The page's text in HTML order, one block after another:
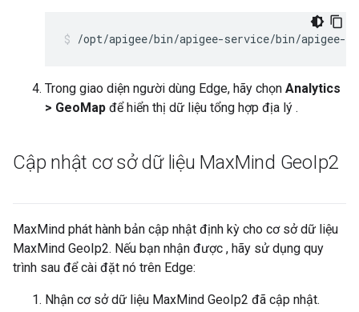
/opt/apigee/bin/apigee-service/bin/apigee-
Trong giao diện người dùng Edge, hãy chọn Analytics
> GeoMap để hiển thị dữ liệu tổng hợp địa lý .
Cập nhật cơ sở dữ liệu MaxMind GeoIp2
MaxMind phát hành bản cập nhật định kỳ cho cơ sở dữ liệu
MaxMind GeoIp2. Nếu bạn nhận được , hãy sử dụng quy
trình sau để cài đặt nó trên Edge:
Nhận cơ sở dữ liệu MaxMind GeoIp2 đã cập nhật.